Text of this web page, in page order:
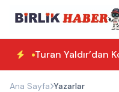
Turan Yaldır’dan
Ana Sayfa Yazarlar